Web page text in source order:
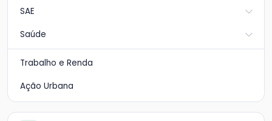
SAE
Saúde
Trabalho e Renda
Ação Urbana